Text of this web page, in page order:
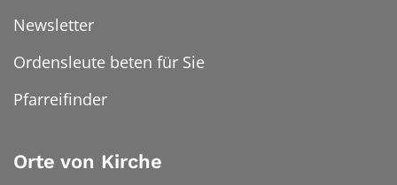
Newsletter
Ordensleute beten für Sie
Pfarreifinder
Orte von Kirche